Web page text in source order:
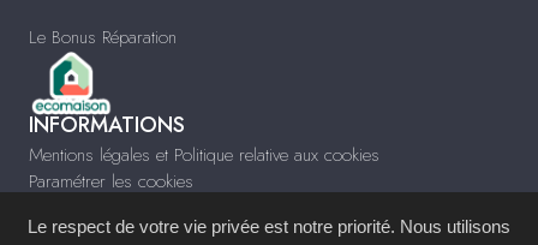
Le Bonus Réparation
INFORMATIONS
Mentions légales et Politique relative aux cookies
Paramétrer les cookies
www.meublesfaye.com
Le respect de votre vie privée est notre priorité. Nous utilisons